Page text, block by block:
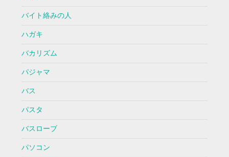
バイト絡みの人
ハガキ
バカリズム
パジャマ
バス
パスタ
バスローブ
パソコン